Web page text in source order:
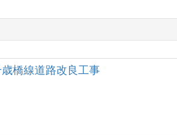
橋線道路改良工事